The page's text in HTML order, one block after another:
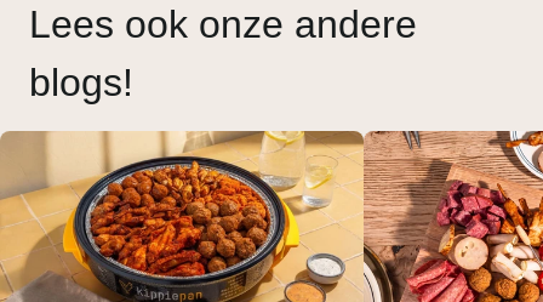
Lees ook onze andere
blogs!